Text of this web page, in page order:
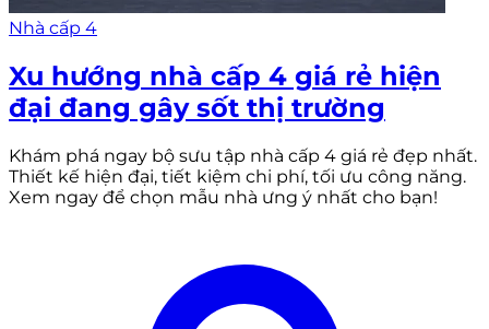
Nhà cấp 4
Xu hướng nhà cấp 4 giá rẻ hiện
đại đang gây sốt thị trường
Khám phá ngay bộ sưu tập nhà cấp 4 giá rẻ đẹp nhất.
Thiết kế hiện đại, tiết kiệm chi phí, tối ưu công năng.
Xem ngay để chọn mẫu nhà ưng ý nhất cho bạn!